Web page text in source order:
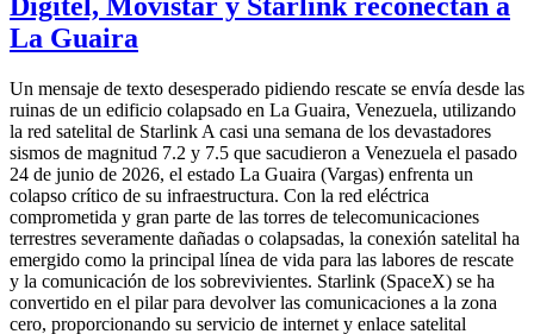
Digitel, Movistar y Starlink reconectan a
La Guaira
Un mensaje de texto desesperado pidiendo rescate se envía desde las
ruinas de un edificio colapsado en La Guaira, Venezuela, utilizando
la red satelital de Starlink A casi una semana de los devastadores
sismos de magnitud 7.2 y 7.5 que sacudieron a Venezuela el pasado
24 de junio de 2026, el estado La Guaira (Vargas) enfrenta un
colapso crítico de su infraestructura. Con la red eléctrica
comprometida y gran parte de las torres de telecomunicaciones
terrestres severamente dañadas o colapsadas, la conexión satelital ha
emergido como la principal línea de vida para las labores de rescate
y la comunicación de los sobrevivientes. Starlink (SpaceX) se ha
convertido en el pilar para devolver las comunicaciones a la zona
cero, proporcionando su servicio de internet y enlace satelital